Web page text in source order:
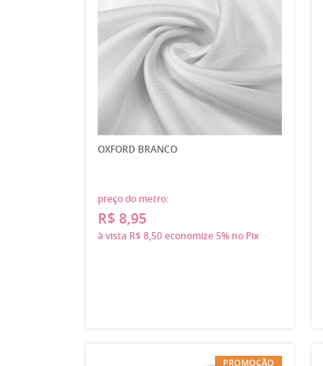
OXFORD BRANCO
preço do metro:
R$ 8,95
à vista R$ 8,50economize5% no Pix
PROMOÇÃO